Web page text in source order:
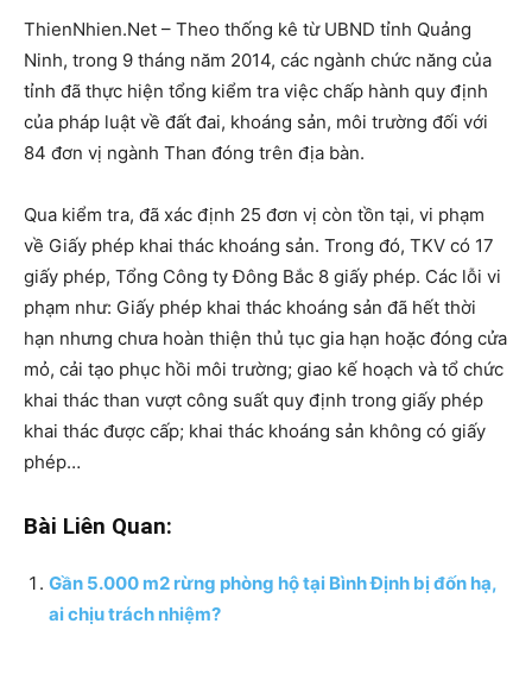
ThienNhien.Net – Theo thống kê từ UBND tỉnh Quảng
Ninh, trong 9 tháng năm 2014, các ngành chức năng của
tỉnh đã thực hiện tổng kiểm tra việc chấp hành quy định
của pháp luật về đất đai, khoáng sản, môi trường đối với
84 đơn vị ngành Than đóng trên địa bàn.
Qua kiểm tra, đã xác định 25 đơn vị còn tồn tại, vi phạm
về Giấy phép khai thác khoáng sản. Trong đó, TKV có 17
giấy phép, Tổng Công ty Đông Bắc 8 giấy phép. Các lỗi vi
phạm như: Giấy phép khai thác khoáng sản đã hết thời
hạn nhưng chưa hoàn thiện thủ tục gia hạn hoặc đóng cửa
mỏ, cải tạo phục hồi môi trường; giao kế hoạch và tổ chức
khai thác than vượt công suất quy định trong giấy phép
khai thác được cấp; khai thác khoáng sản không có giấy
phép…
Bài Liên Quan:
Gần 5.000 m2 rừng phòng hộ tại Bình Định bị đốn hạ,
ai chịu trách nhiệm?